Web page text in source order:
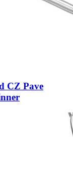
CZ Pave